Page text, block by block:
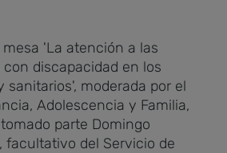
'La atención a las
discapacidad en los
sanitarios', moderada por el
Adolescencia y Familia,
parte Domingo
facultativo del Servicio de